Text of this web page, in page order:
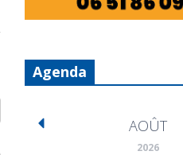
Agenda
AOÛT
2026